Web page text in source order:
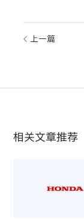
上一篇
相关文章推荐